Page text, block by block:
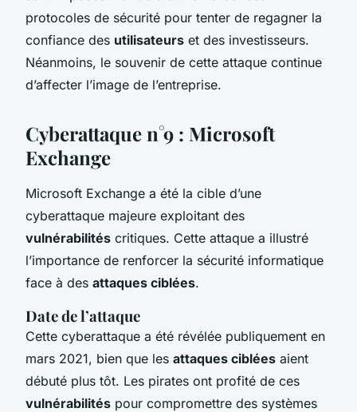
protocoles de sécurité pour tenter de regagner la
confiance des utilisateurs et des investisseurs.
Néanmoins, le souvenir de cette attaque continue
d’affecter l’image de l’entreprise.
Cyberattaque n°9 : Microsoft
Exchange
Microsoft Exchange a été la cible d’une
cyberattaque majeure exploitant des
vulnérabilités critiques. Cette attaque a illustré
l’importance de renforcer la sécurité informatique
face à des attaques ciblées.
Date de l’attaque
Cette cyberattaque a été révélée publiquement en
mars 2021, bien que les attaques ciblées aient
débuté plus tôt. Les pirates ont profité de ces
vulnérabilités pour compromettre des systèmes